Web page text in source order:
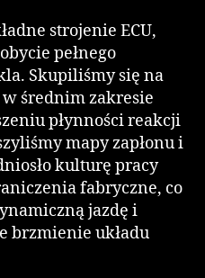
strojenie ECU,
pełnego
Skupiliśmy się na
średnim zakresie
płynności reakcji
mapy zapłonu i
kulturę pracy
fabryczne, co
jazdę i
brzmienie układu